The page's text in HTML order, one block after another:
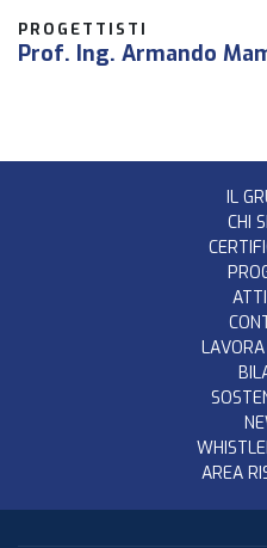
PROGETTISTI
Prof. Ing. Armando
IL
CHI
AREA